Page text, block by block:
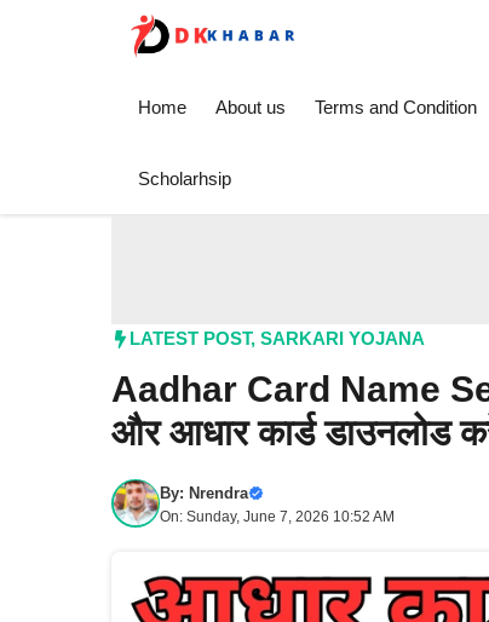
Home About us Terms and Condition
Scholarhsip
LATEST POST, SARKARI YOJANA
Aadhar Card Name
और आधार कार्ड डाउनलोड
By: Nrendra
On: Sunday, June 7, 2026 10:52 AM